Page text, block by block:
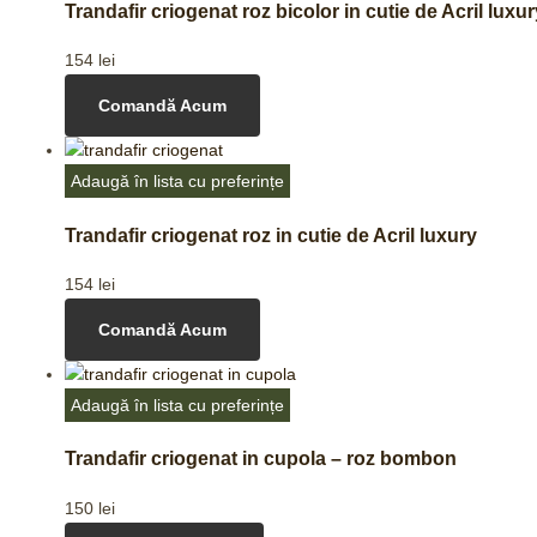
Trandafir criogenat roz bicolor in cutie de Acril
154 lei
Comandă Acum
Adaugă în lista cu preferințe
Trandafir criogenat roz in cutie de Acril luxury
154 lei
Comandă Acum
Adaugă în lista cu preferințe
Trandafir criogenat in cupola – roz bombon
150 lei